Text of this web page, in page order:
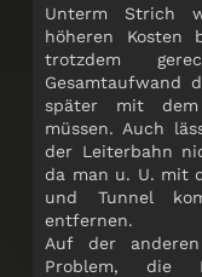
Unterm Strich
höheren Kosten
trotzdem
Gesamtaufwand
später mit dem
müssen. Auch
der Leiterbahn
da man u. U. mit
und Tunnel
entfernen.
Auf der
Problem, die